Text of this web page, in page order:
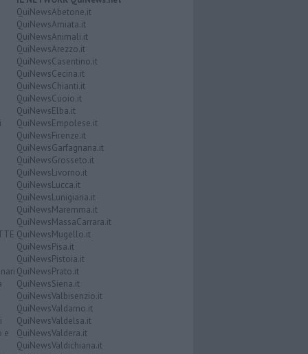
e
QuiNewsAbetone.it
QuiNewsAmiata.it
QuiNewsAnimali.it
QuiNewsArezzo.it
QuiNewsCasentino.it
QuiNewsCecina.it
QuiNewsChianti.it
QuiNewsCuoio.it
QuiNewsElba.it
QuiNewsEmpolese.it
QuiNewsFirenze.it
QuiNewsGarfagnana.it
QuiNewsGrosseto.it
QuiNewsLivorno.it
QuiNewsLucca.it
QuiNewsLunigiana.it
QuiNewsMaremma.it
QuiNewsMassaCarrara.it
QuiNewsMugello.it
QuiNewsPisa.it
QuiNewsPistoia.it
QuiNewsPrato.it
QuiNewsSiena.it
QuiNewsValbisenzio.it
QuiNewsValdarno.it
QuiNewsValdelsa.it
QuiNewsValdera.it
QuiNewsValdichiana.it